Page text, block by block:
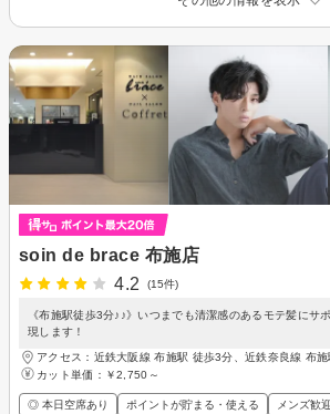
soin de brace 布施店
4.2
(15件)
《布施駅徒歩3分♪♪》いつまでも清潔感のあるモテ髪に
現します！
アクセス：近鉄大阪線 布施駅 徒歩3分、近鉄奈良線 布
カット単価： ￥2,750～
◎ 本日空席あり ポイントが貯まる・使える メンズ歓迎